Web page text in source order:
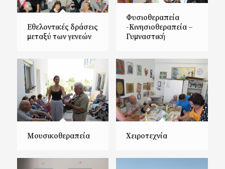
Εθελοντικές δράσεις
μεταξύ των γενεών
Φυσιοθεραπεία
-Κινησιοθεραπεία –
Γυμναστική
Μουσικοθεραπεία Χειροτεχνία